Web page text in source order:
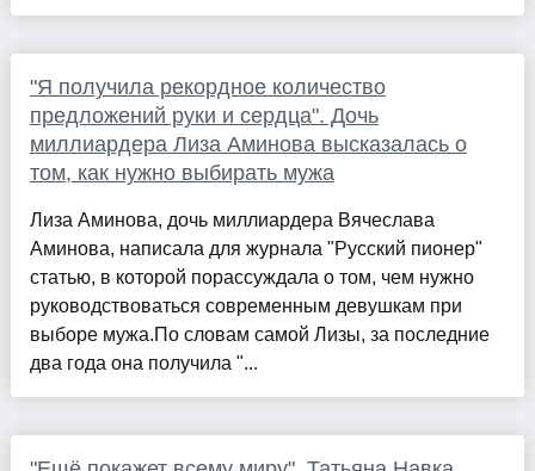
"Я получила рекордное количество
предложений руки и сердца". Дочь
миллиардера Лиза Аминова высказалась о
том, как нужно выбирать мужа
Лиза Аминова, дочь миллиардера Вячеслава
Аминова, написала для журнала "Русский пионер"
статью, в которой порассуждала о том, чем нужно
руководствоваться современным девушкам при
выборе мужа.По словам самой Лизы, за последние
два года она получила "...